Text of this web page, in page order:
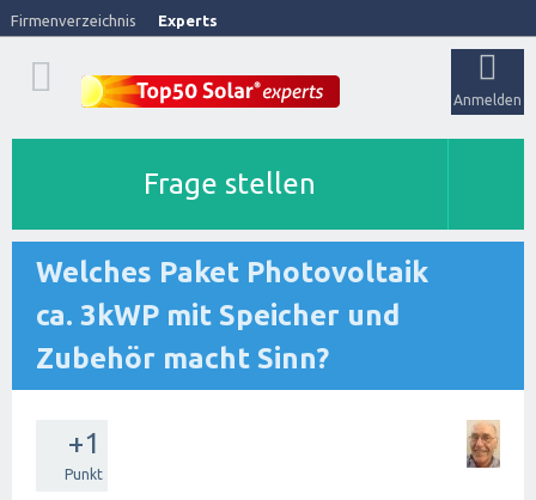
Firmenverzeichnis Experts
Anmelden
Frage stellen
Welches Paket Photovoltaik
ca. 3kWP mit Speicher und
Zubehör macht Sinn?
+1
Punkt